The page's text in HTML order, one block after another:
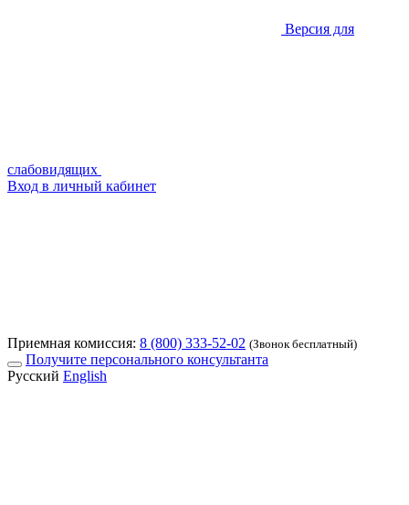
Версия для
слабовидящих
Вход в личный кабинет
Приемная комиссия: 8 (800) 333-52-02 (Звонок бесплатный)
Получите персонального консультанта
Русский English